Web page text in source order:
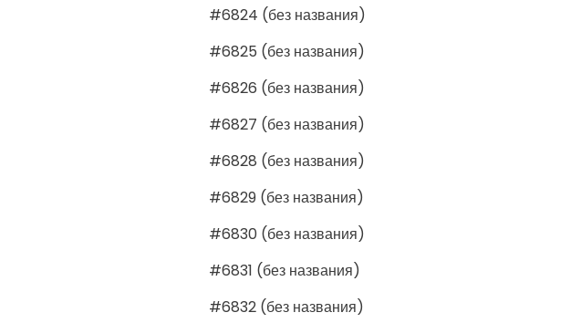
#6824 (без названия)
#6825 (без названия)
#6826 (без названия)
#6827 (без названия)
#6828 (без названия)
#6829 (без названия)
#6830 (без названия)
#6831 (без названия)
#6832 (без названия)